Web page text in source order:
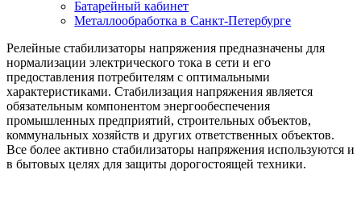
Батарейный кабинет
Металлообработка в Санкт-Петербурге
Релейные стабилизаторы напряжения предназначены для
нормализации электрического тока в сети и его
предоставления потребителям с оптимальными
характеристиками. Стабилизация напряжения является
обязательным компонентом энергообеспечения
промышленных предприятий, строительных объектов,
коммунальных хозяйств и других ответственных объектов.
Все более активно стабилизаторы напряжения используются и
в бытовых целях для защиты дорогостоящей техники.